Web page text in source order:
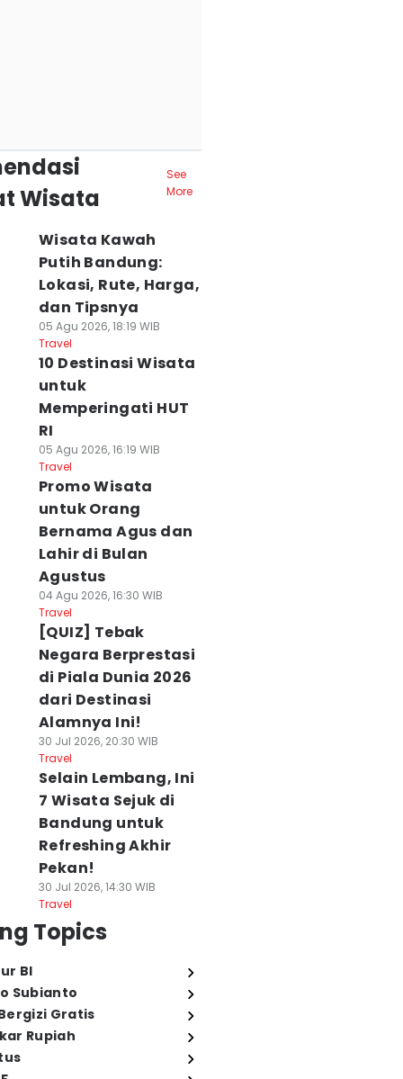
Wisata
See
More
Wisata Kawah
Putih Bandung:
Lokasi, Rute, Harga,
dan Tipsnya
05 Agu 2026, 18:19 WIB
Travel
10 Destinasi Wisata
untuk
Memperingati HUT
RI
05 Agu 2026, 16:19 WIB
Travel
Promo Wisata
untuk Orang
Bernama Agus dan
Lahir di Bulan
Agustus
04 Agu 2026, 16:30 WIB
Travel
[QUIZ] Tebak
Negara Berprestasi
di Piala Dunia 2026
dari Destinasi
Alamnya Ini!
30 Jul 2026, 20:30 WIB
Travel
Selain Lembang, Ini
7 Wisata Sejuk di
Bandung untuk
Refreshing Akhir
Pekan!
30 Jul 2026, 14:30 WIB
Travel
Topics
BI
Subianto
Gratis
Rupiah